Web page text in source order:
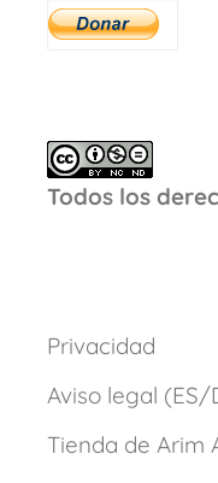
Todos los
Privacidad
Aviso legal (ES/
Tienda de Arim